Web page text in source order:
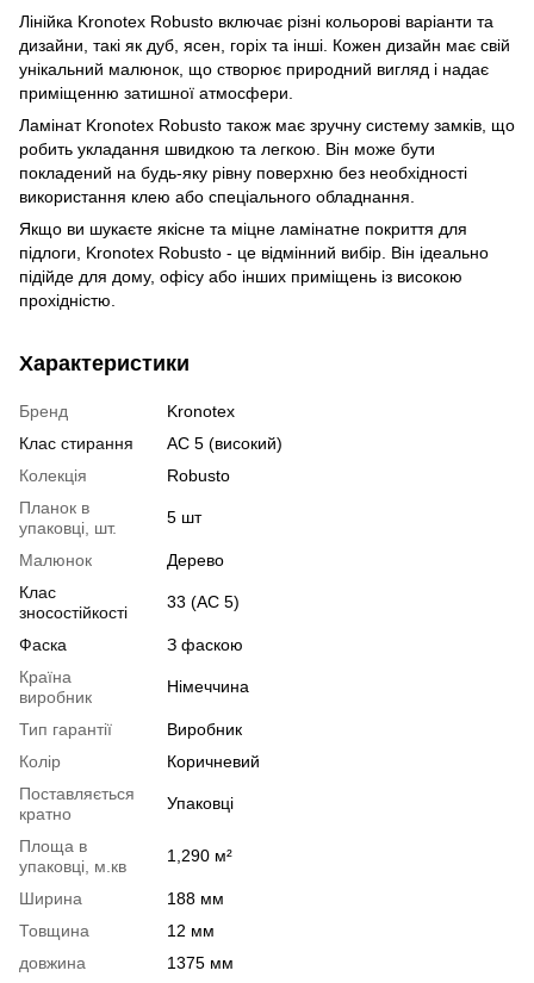
Лінійка Kronotex Robusto включає різні кольорові варіанти та
дизайни, такі як дуб, ясен, горіх та інші. Кожен дизайн має свій
унікальний малюнок, що створює природний вигляд і надає
приміщенню затишної атмосфери.
Ламінат Kronotex Robusto також має зручну систему замків, що
робить укладання швидкою та легкою. Він може бути
покладений на будь-яку рівну поверхню без необхідності
використання клею або спеціального обладнання.
Якщо ви шукаєте якісне та міцне ламінатне покриття для
підлоги, Kronotex Robusto - це відмінний вибір. Він ідеально
підійде для дому, офісу або інших приміщень із високою
прохідністю.
Характеристики
Бренд
Kronotex
Клас стирання
АС 5 (високий)
Колекція
Robusto
Планок в
упаковці, шт.
5 шт
Малюнок
Дерево
Клас
зносостійкості
33 (АС 5)
Фаска
З фаскою
Країна
виробник
Німеччина
Тип гарантії
Виробник
Колір
Коричневий
Поставляється
кратно
Упаковці
Площа в
упаковці, м.кв
1,290 м²
Ширина
188 мм
Товщина
12 мм
довжина
1375 мм